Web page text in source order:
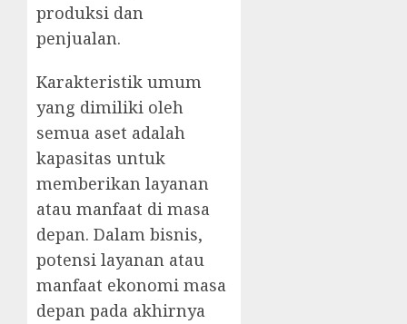
produksi dan
penjualan.
Karakteristik umum
yang dimiliki oleh
semua aset adalah
kapasitas untuk
memberikan layanan
atau manfaat di masa
depan. Dalam bisnis,
potensi layanan atau
manfaat ekonomi masa
depan pada akhirnya